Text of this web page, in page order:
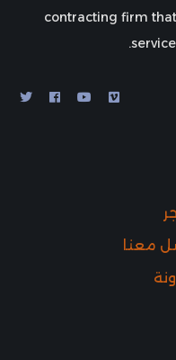
contracting firm
معنا